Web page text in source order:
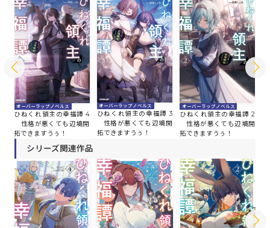
オーバーラップノベルス
ひねくれ領主の幸福譚 4
性格が悪くても辺境開
拓できますうぅ！
オーバーラップノベルス
ひねくれ領主の幸福譚 3
性格が悪くても辺境開
拓できますうぅ！
オーバーラップノベルス
ひねくれ領主の幸福譚 2
性格が悪くても辺境開
拓できますうぅ！
シリーズ関連作品